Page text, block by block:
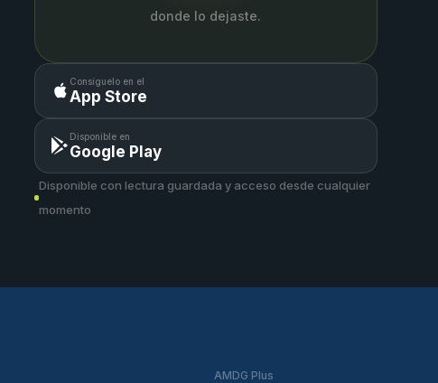
donde lo dejaste.
Consíguelo en el
App Store
Disponible en
Google Play
Disponible con lectura guardada y acceso desde cualquier
momento
AMDG Plus